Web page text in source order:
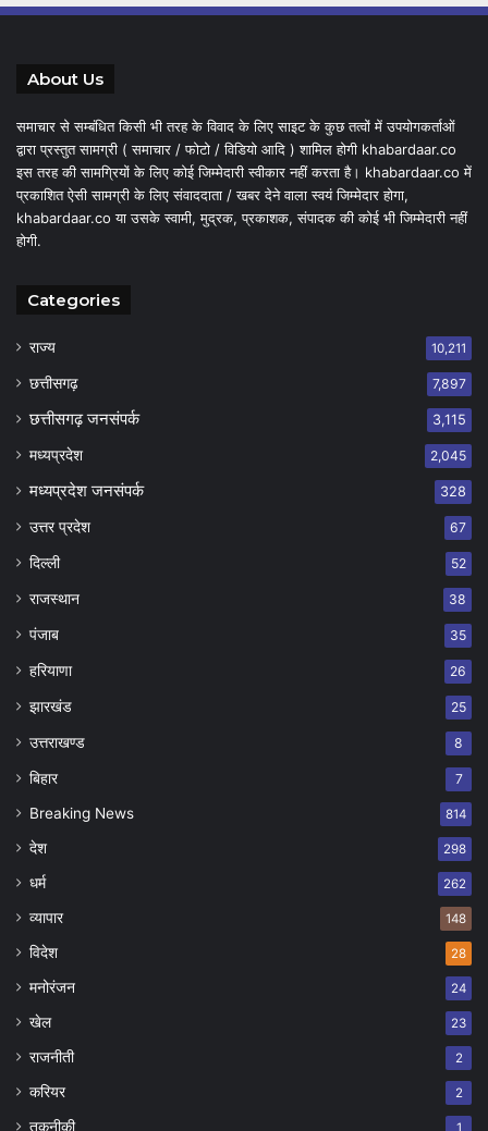
About Us
समाचार से सम्बंधित किसी भी तरह के विवाद के लिए साइट के कुछ तत्वों में उपयोगकर्ताओं
द्वारा प्रस्तुत सामग्री ( समाचार / फोटो / विडियो आदि ) शामिल होगी khabardaar.co
इस तरह की सामग्रियों के लिए कोई जिम्मेदारी स्वीकार नहीं करता है। khabardaar.co में
प्रकाशित ऐसी सामग्री के लिए संवाददाता / खबर देने वाला स्वयं जिम्मेदार होगा,
khabardaar.co या उसके स्वामी, मुद्रक, प्रकाशक, संपादक की कोई भी जिम्मेदारी नहीं
होगी.
Categories
राज्य 10,211
छत्तीसगढ़ 7,897
छत्तीसगढ़ जनसंपर्क 3,115
मध्यप्रदेश 2,045
मध्यप्रदेश जनसंपर्क 328
उत्तर प्रदेश 67
दिल्ली 52
राजस्थान 38
पंजाब 35
हरियाणा 26
झारखंड 25
उत्तराखण्ड 8
बिहार 7
Breaking News 814
देश 298
धर्म 262
व्यापार 148
विदेश 28
मनोरंजन 24
खेल 23
राजनीती 2
करियर 2
तकनीकी 1